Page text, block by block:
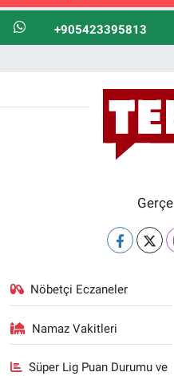
+905423395813
Nöbetçi Eczaneler
Namaz Vakitleri
Süper Lig Puan Durumu ve